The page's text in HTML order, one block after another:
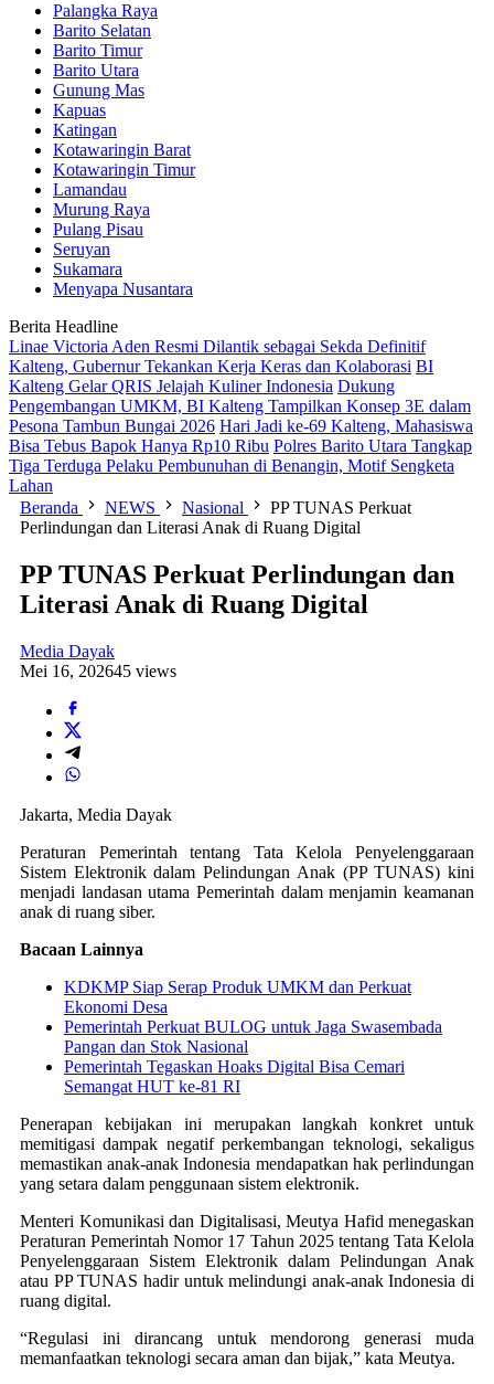
Palangka Raya
Barito Selatan
Barito Timur
Barito Utara
Gunung Mas
Kapuas
Katingan
Kotawaringin Barat
Kotawaringin Timur
Lamandau
Murung Raya
Pulang Pisau
Seruyan
Sukamara
Menyapa Nusantara
Berita Headline
Linae Victoria Aden Resmi Dilantik sebagai Sekda Definitif
Kalteng, Gubernur Tekankan Kerja Keras dan Kolaborasi BI
Kalteng Gelar QRIS Jelajah Kuliner Indonesia Dukung
Pengembangan UMKM, BI Kalteng Tampilkan Konsep 3E dalam
Pesona Tambun Bungai 2026 Hari Jadi ke-69 Kalteng, Mahasiswa
Bisa Tebus Bapok Hanya Rp10 Ribu Polres Barito Utara Tangkap
Tiga Terduga Pelaku Pembunuhan di Benangin, Motif Sengketa
Lahan
Beranda
NEWS Nasional
PP TUNAS Perkuat
Perlindungan dan Literasi Anak di Ruang Digital
PP TUNAS Perkuat Perlindungan dan
Literasi Anak di Ruang Digital
Media Dayak
Mei 16, 202645 views
Jakarta, Media Dayak
Peraturan Pemerintah tentang Tata Kelola Penyelenggaraan
Sistem Elektronik dalam Pelindungan Anak (PP TUNAS) kini
menjadi landasan utama Pemerintah dalam menjamin keamanan
anak di ruang siber.
Bacaan Lainnya
KDKMP Siap Serap Produk UMKM dan Perkuat
Ekonomi Desa
Pemerintah Perkuat BULOG untuk Jaga Swasembada
Pangan dan Stok Nasional
Pemerintah Tegaskan Hoaks Digital Bisa Cemari
Semangat HUT ke-81 RI
Penerapan kebijakan ini merupakan langkah konkret untuk
memitigasi dampak negatif perkembangan teknologi, sekaligus
memastikan anak-anak Indonesia mendapatkan hak perlindungan
yang setara dalam penggunaan sistem elektronik.
Menteri Komunikasi dan Digitalisasi, Meutya Hafid menegaskan
Peraturan Pemerintah Nomor 17 Tahun 2025 tentang Tata Kelola
Penyelenggaraan Sistem Elektronik dalam Pelindungan Anak
atau PP TUNAS hadir untuk melindungi anak-anak Indonesia di
ruang digital.
“Regulasi ini dirancang untuk mendorong generasi muda
memanfaatkan teknologi secara aman dan bijak,” kata Meutya.